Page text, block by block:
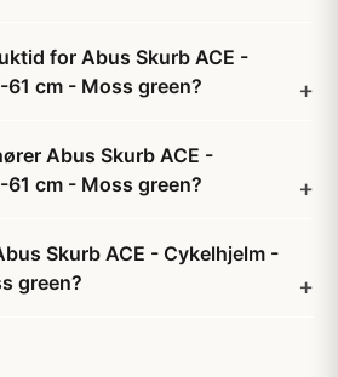
for Abus Skurb ACE -
cm - Moss green?
Abus Skurb ACE -
cm - Moss green?
Skurb ACE - Cykelhjelm -
green?